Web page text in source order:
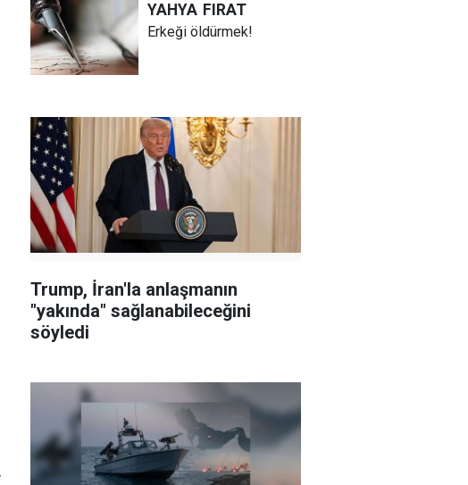
YAHYA FIRAT
Erkeği öldürmek!
Trump, İran'la anlaşmanın
"yakında" sağlanabileceğini
söyledi